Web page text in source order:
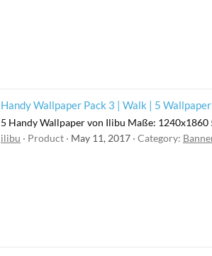
Handy Wallpaper Pack 3 | Walk | 5 Wallpaper
5 Handy Wallpaper von Ilibu Maße:
ilibu
Product May 11, 2017 Category: